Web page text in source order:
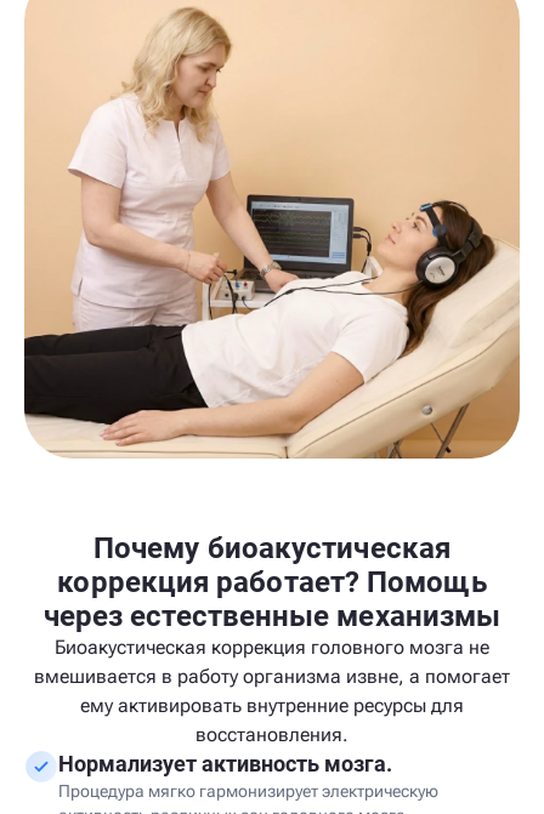
Почему биоакустическая
коррекция работает? Помощь
через естественные механизмы
Биоакустическая коррекция головного мозга не
вмешивается в работу организма извне, а помогает
ему активировать внутренние ресурсы для
восстановления.
Нормализует активность мозга.
Процедура мягко гармонизирует электрическую